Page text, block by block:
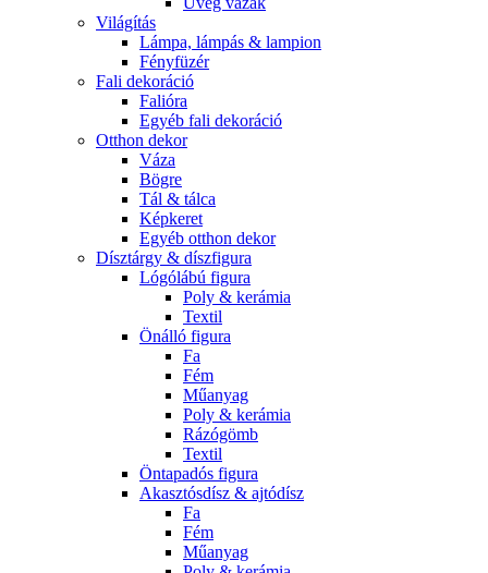
Világítás
Lámpa, lámpás & lampion
Fényfüzér
Fali dekoráció
Falióra
Egyéb fali dekoráció
Otthon dekor
Váza
Bögre
Tál & tálca
Képkeret
Egyéb otthon dekor
Dísztárgy & díszfigura
Lógólábú figura
Poly & kerámia
Textil
Önálló figura
Fa
Fém
Műanyag
Poly & kerámia
Rázógömb
Textil
Öntapadós figura
Akasztósdísz & ajtódísz
Fa
Fém
Műanyag